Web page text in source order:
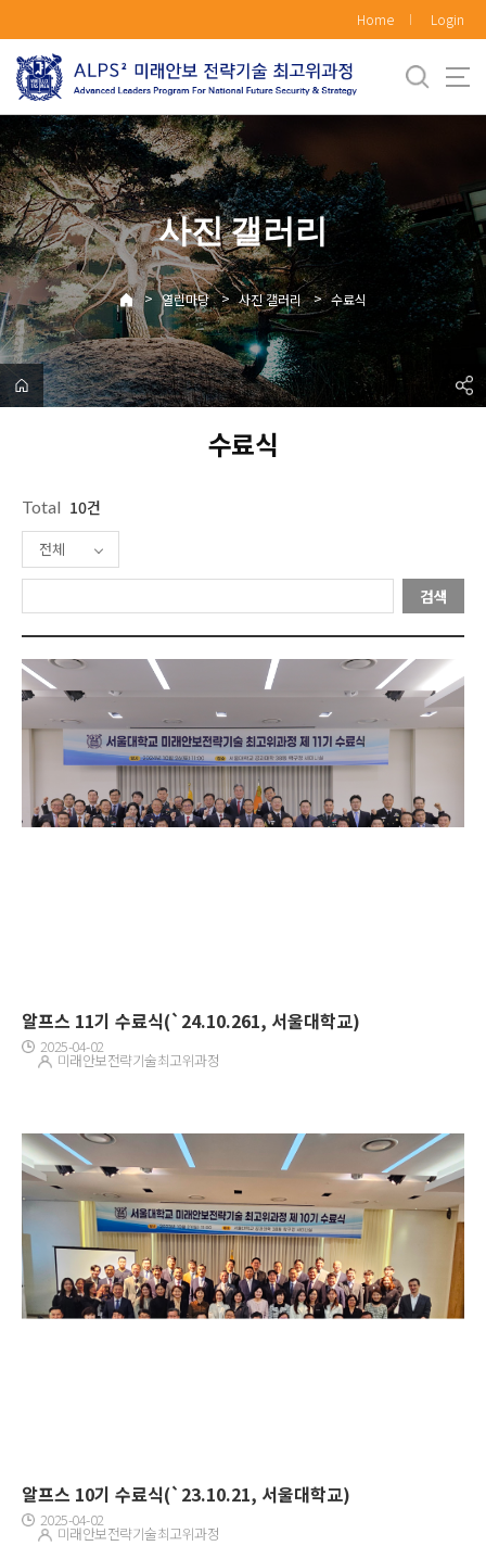
로
메
뉴
Home Login
사진 갤러리
> 열린마당 > 사진 갤러리 > 수료식
수료식
Total 10건
전체
검색
알프스 11기 수료식(`24.10.261, 서울대학교)
2025-04-02
미래안보전략기술최고위과정
알프스 10기 수료식(`23.10.21, 서울대학교)
2025-04-02
미래안보전략기술최고위과정